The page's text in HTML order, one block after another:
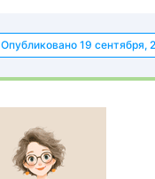
Опубликовано 19 сентября,